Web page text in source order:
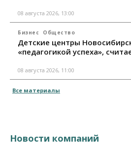
08 августа 2026, 13:00
Бизнес Общество
Детские центры
«педагогикой успеха»,
08 августа 2026, 11:00
Все материалы
Новости компаний